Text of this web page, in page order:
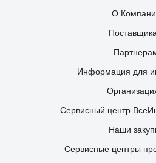
О
Информация для
Сервисный центр
Наши
Сервисные центры